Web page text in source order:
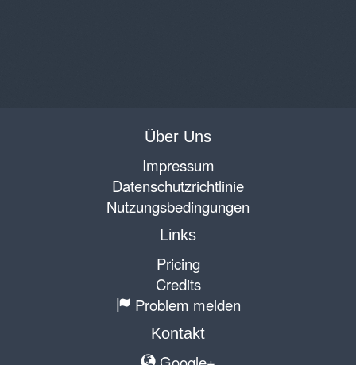
Über Uns
Impressum
Datenschutzrichtlinie
Nutzungsbedingungen
Links
Pricing
Credits
Problem melden
Kontakt